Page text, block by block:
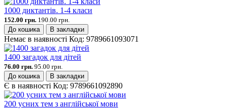
1000 диктантів. 1-4 класи
152.00 грн. 190.00 грн.
До кошика
В закладки
Немає в наявності Код: 9789661093071
1400 загадок для дітей
76.00 грн. 95.00 грн.
До кошика
В закладки
Є в наявності Код: 9789661092890
200 усних тем з англійської мови